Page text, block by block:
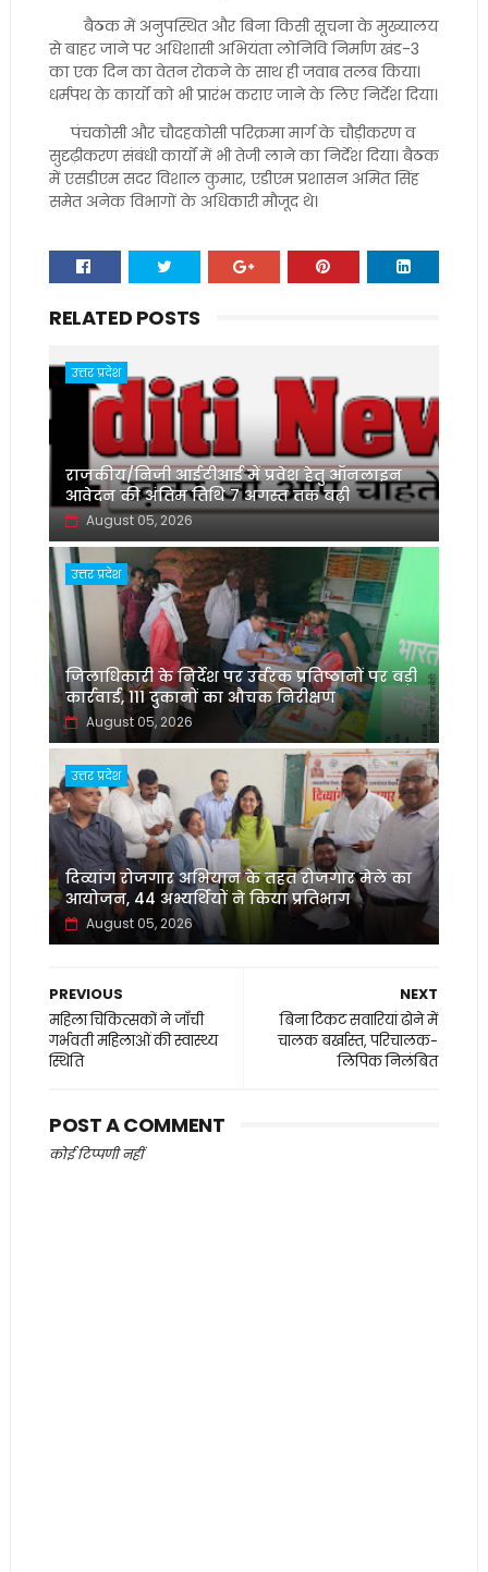
बैठक में अनुपस्थित और बिना किसी सूचना के मुख्यालय
से बाहर जाने पर अधिशासी अभियंता लोनिवि निर्माण खंड-3
का एक दिन का वेतन रोकने के साथ ही जवाब तलब किया।
धर्मपथ के कार्यों को भी प्रारंभ कराए जाने के लिए निर्देश दिया।
पंचकोसी और चौदहकोसी परिक्रमा मार्ग के चौड़ीकरण व
सुदृढ़ीकरण संबंधी कार्यों में भी तेजी लाने का निर्देश दिया। बैठक
में एसडीएम सदर विशाल कुमार, एडीएम प्रशासन अमित सिंह
समेत अनेक विभागों के अधिकारी मौजूद थे।
RELATED POSTS
उत्तर प्रदेश
राजकीय/निजी आईटीआई में प्रवेश हेतु ऑनलाइन
आवेदन की अंतिम तिथि 7 अगस्त तक बढ़ी
August 05, 2026
उत्तर प्रदेश
जिलाधिकारी के निर्देश पर उर्वरक प्रतिष्ठानों पर बड़ी
कार्रवाई, 111 दुकानों का औचक निरीक्षण
August 05, 2026
उत्तर प्रदेश
दिव्यांग रोजगार अभियान के तहत रोजगार मेले का
आयोजन, 44 अभ्यर्थियों ने किया प्रतिभाग
August 05, 2026
NEXT
बिना टिकट सवारियां ढोने में
चालक बर्खास्त, परिचालक-
लिपिक निलंबित
PREVIOUS
महिला चिकित्सकों ने जाँची
गर्भवती महिलाओं की स्वास्थ्य
स्थिति
POST A COMMENT
कोई टिप्पणी नहीं